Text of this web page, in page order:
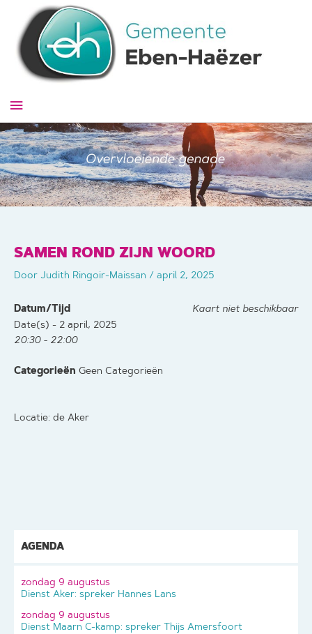
inhoud
Hoofdmenu
SAMEN ROND ZIJN WOORD
Door Judith Ringoir-Maissan / april 2, 2025
Kaart niet beschikbaar
Datum/Tijd
Date(s) - 2 april, 2025
20:30 - 22:00
Categorieën Geen Categorieën
Locatie: de Aker
AGENDA
zondag 9 augustus
Dienst Aker: spreker Hannes Lans
zondag 9 augustus
Dienst Maarn C-kamp: spreker Thijs Amersfoort